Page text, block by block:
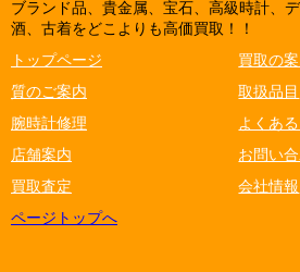
ブランド品、貴金属、宝石、高級時計、
酒、古着をどこよりも高価買取！！
トップページ
買取の
質のご案内
取扱品目
腕時計修理
よくあ
店舗案内
お問い
買取査定
会社情報
ページトップへ